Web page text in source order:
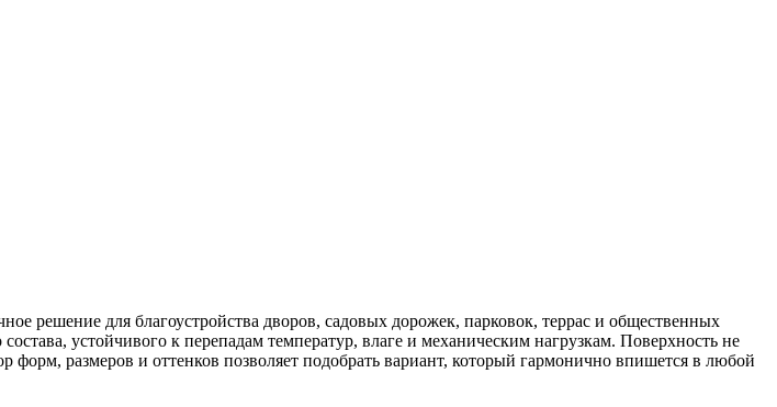
решение для благоустройства дворов, садовых дорожек, парковок, террас и общественных
устойчивого к перепадам температур, влаге и механическим нагрузкам. Поверхность не
размеров и оттенков позволяет подобрать вариант, который гармонично впишется в любой